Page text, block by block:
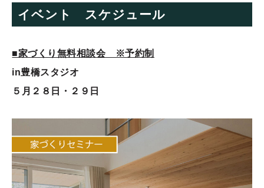
イベント スケジュール
■家づくり無料相談会 ※予約制
in豊橋スタジオ
５月２８日・２９日